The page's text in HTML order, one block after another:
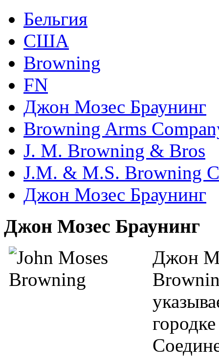
Бельгия
США
Browning
FN
Джон Мозес Браунинг
Browning Arms
J. M. Browning & Bros
J.M. & M.S. Browning
Джон Мозес Браунинг
Джон Мозес Браунинг
Джон